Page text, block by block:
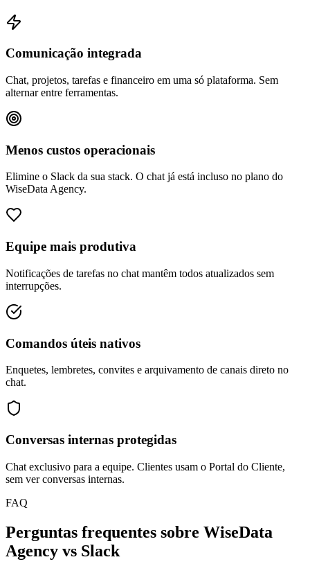
Comunicação integrada
Chat, projetos, tarefas e financeiro em uma só plataforma. Sem
alternar entre ferramentas.
Menos custos operacionais
Elimine o Slack da sua stack. O chat já está incluso no plano do
WiseData Agency.
Equipe mais produtiva
Notificações de tarefas no chat mantêm todos atualizados sem
interrupções.
Comandos úteis nativos
Enquetes, lembretes, convites e arquivamento de canais direto no
chat.
Conversas internas protegidas
Chat exclusivo para a equipe. Clientes usam o Portal do Cliente,
sem ver conversas internas.
FAQ
Perguntas frequentes sobre WiseData
Agency vs Slack